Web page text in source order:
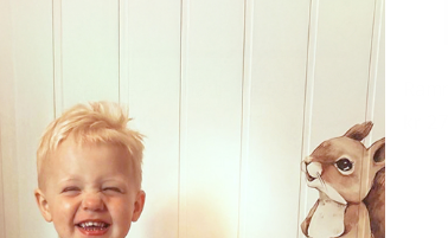
Ramme – Valnøtt - 40x50 cm
kr 275,00
Karakter:av 5 mulige